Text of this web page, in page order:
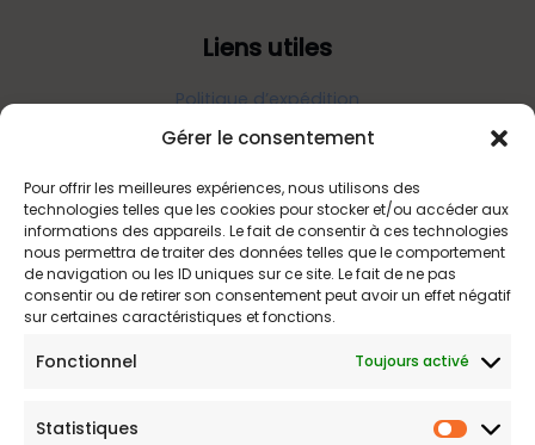
Gérer le consentement
Pour offrir les meilleures expériences, nous utilisons des
technologies telles que les cookies pour stocker et/ou accéder aux
informations des appareils. Le fait de consentir à ces technologies
nous permettra de traiter des données telles que le comportement
de navigation ou les ID uniques sur ce site. Le fait de ne pas
consentir ou de retirer son consentement peut avoir un effet négatif
sur certaines caractéristiques et fonctions.
Fonctionnel Toujours activé
Statistiques
Liens utiles
Politique d’expédition
Politique de confidentialité
Conditions générales de vente et d’utilisation
Bijouterie en ligne
beautés scintillantes. Une question sur nos bijoux ou une